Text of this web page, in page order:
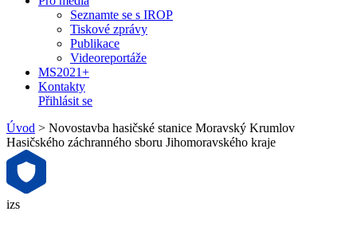
Seznamte se s IROP
Tiskové zprávy
Publikace
Videoreportáže
MS2021+
Kontakty
Přihlásit se
Úvod > Novostavba hasičské stanice Moravský Krumlov
Hasičského záchranného sboru Jihomoravského kraje
izs